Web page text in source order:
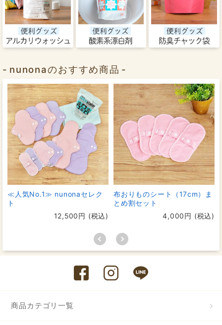
nunonaのおすすめ商品
≪人気No.1≫ nunonaセレク
ト
12,500円 (税込)
布おりものシート（17cm）ま
とめ割セット
4,000円 (税込)
商品カテゴリ一覧